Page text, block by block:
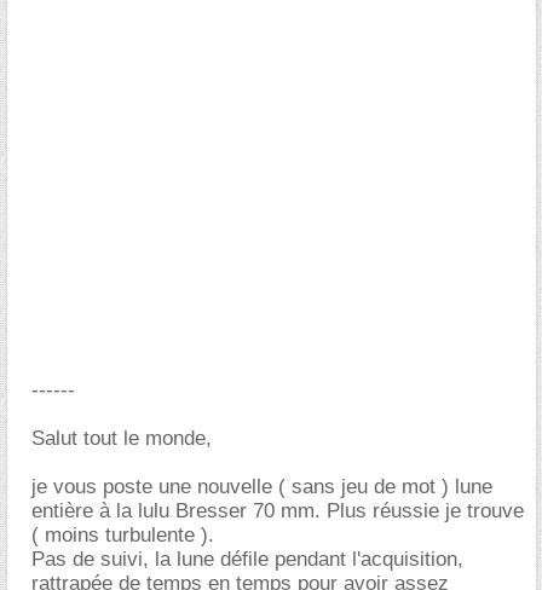
------
Salut tout le monde,
je vous poste une nouvelle ( sans jeu de mot ) lune
entière à la lulu Bresser 70 mm. Plus réussie je trouve
( moins turbulente ).
Pas de suivi, la lune défile pendant l'acquisition,
rattrapée de temps en temps pour avoir assez